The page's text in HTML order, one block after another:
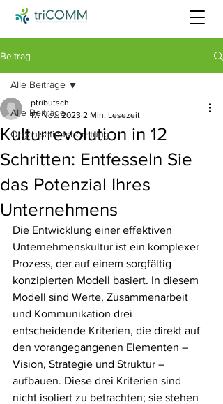
Beitrag
Alle Beiträge
Organisationsberatung
Alle Beiträge
Kulturrevolution in 12
Schritten: Entfesseln Sie
das Potenzial Ihres
Unternehmens
ptributsch
17. Nov. 2023 2 Min. Lesezeit
Die Entwicklung einer effektiven
Unternehmenskultur ist ein komplexer
Prozess, der auf einem sorgfältig
konzipierten Modell basiert. In diesem
Modell sind Werte, Zusammenarbeit
und Kommunikation drei
entscheidende Kriterien, die direkt auf
den vorangegangenen Elementen –
Vision, Strategie und Struktur –
aufbauen. Diese drei Kriterien sind
nicht isoliert zu betrachten; sie stehen